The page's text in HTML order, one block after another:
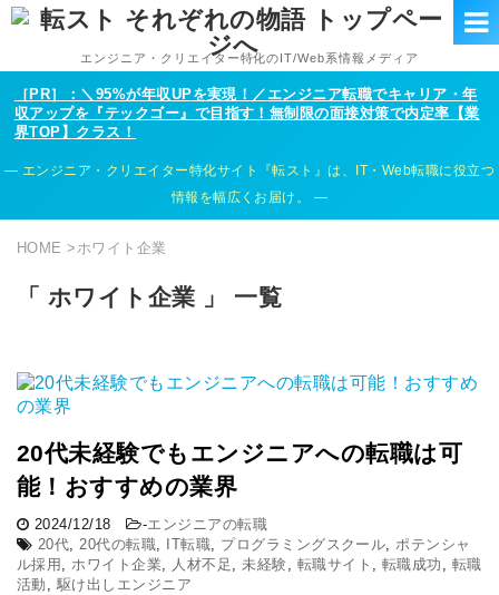
エンジニア・クリエイター特化のIT/Web系情報メディア
［PR］：＼95%が年収UPを実現！／エンジニア転職でキャリア・年
収アップを『テックゴー』で目指す！無制限の面接対策で内定率【業
界TOP】クラス！
エンジニア・クリエイター特化サイト『転スト』は、IT・Web転職に役立つ
情報を幅広くお届け。
HOME > ホワイト企業
「 ホワイト企業 」 一覧
20代未経験でもエンジニアへの転職は可
能！おすすめの業界
2024/12/18 -エンジニアの転職
20代,20代の転職, IT転職, プログラミングスクール,ポテンシャ
ル採用 ,ホワイト企業, 人材不足 ,未経験, 転職サイト , 転職成功 , 転職
活動 , 駆け出しエンジニア